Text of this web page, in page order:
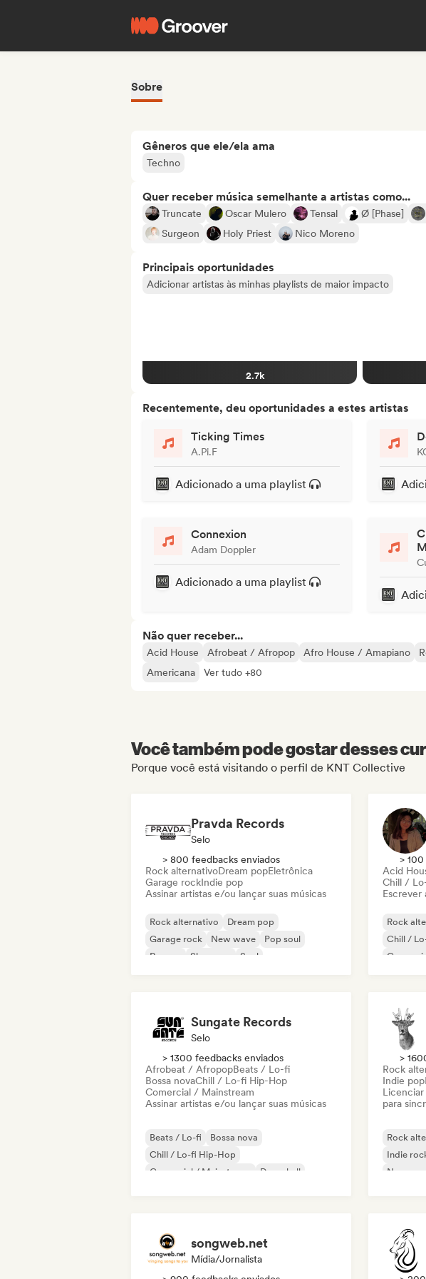
Sobre
Gêneros que ele/ela ama
Techno
Quer receber música semelhante a artistas como...
Truncate Oscar Mulero Tensal Ø [Phase]
Surgeon
Holy Priest Nico Moreno
Principais oportunidades
Adicionar artistas às minhas playlists de maior impacto
2.7k
Recentemente, deu oportunidades a estes artistas
Ticking Times
A.Pi.F
Adicionado a uma playlist
Connexion
Adam Doppler
Adicionado a uma playlist
Não quer receber...
Acid House Afrobeat / Afropop Afro House / Amapiano
Americana
Ver tudo +80
Você também pode gostar desses
Porque você está visitando o perfil de KNT Collective
Pravda Records
Selo
> 800 feedbacks enviados
Rock alternativoDream popEletrônica
Garage rockIndie pop
Assinar artistas e/ou lançar suas músicas
Rock alternativo
Dream pop
Garage rock
New wave
Pop soul
Reggae
Shoegaze Soul
>
Acid
Chill /
Escrever
Rock
Chill /
Sungate Records
Selo
> 1300 feedbacks enviados
Afrobeat / AfropopBeats / Lo-fi
Bossa novaChill / Lo-fi Hip-Hop
Comercial / Mainstream
Assinar artistas e/ou lançar suas músicas
Beats / Lo-fi
Bossa nova
Chill / Lo-fi Hip-Hop
Comercial / Mainstream
Dancehall
>
Rock
Indie pop
Licenciar
para
Rock
Indie
New wave
songweb.net
Mídia/Jornalista